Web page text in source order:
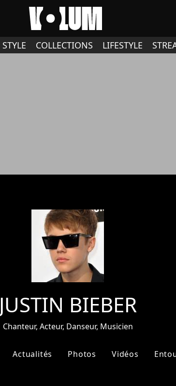
STYLE COLLECTIONS LIFESTYLE
JUSTIN BIEBER
Chanteur, Acteur, Danseur, Musicien
Actualités Photos Vidéos